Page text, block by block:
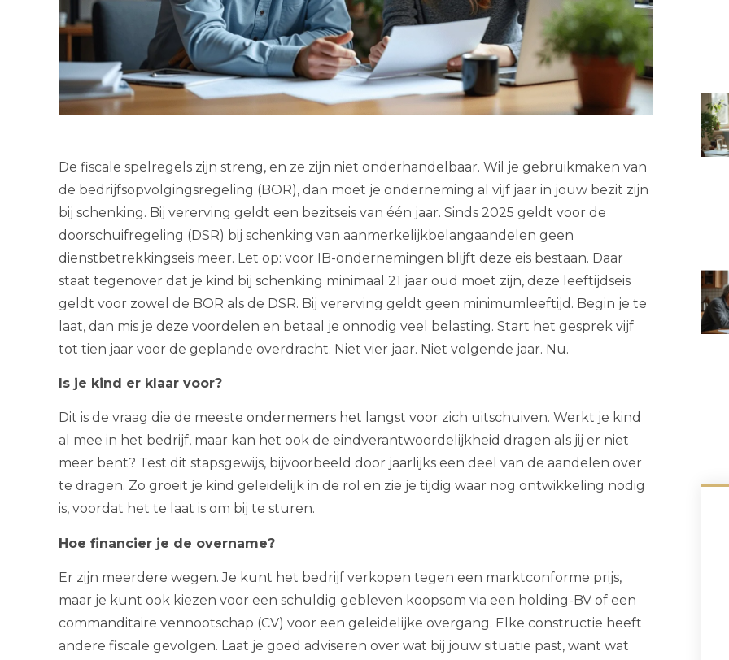
De fiscale spelregels zijn streng, en ze zijn niet onderhandelbaar. Wil je gebruikmaken van
de bedrijfsopvolgingsregeling (BOR), dan moet je onderneming al vijf jaar in jouw bezit zijn
bij schenking. Bij vererving geldt een bezitseis van één jaar. Sinds 2025 geldt voor de
doorschuifregeling (DSR) bij schenking van aanmerkelijkbelangaandelen geen
dienstbetrekkingseis meer. Let op: voor IB-ondernemingen blijft deze eis bestaan. Daar
staat tegenover dat je kind bij schenking minimaal 21 jaar oud moet zijn, deze leeftijdseis
geldt voor zowel de BOR als de DSR. Bij vererving geldt geen minimumleeftijd. Begin je te
laat, dan mis je deze voordelen en betaal je onnodig veel belasting. Start het gesprek vijf
tot tien jaar voor de geplande overdracht. Niet vier jaar. Niet volgende jaar. Nu.
Is je kind er klaar voor?
Dit is de vraag die de meeste ondernemers het langst voor zich uitschuiven. Werkt je kind
al mee in het bedrijf, maar kan het ook de eindverantwoordelijkheid dragen als jij er niet
meer bent? Test dit stapsgewijs, bijvoorbeeld door jaarlijks een deel van de aandelen over
te dragen. Zo groeit je kind geleidelijk in de rol en zie je tijdig waar nog ontwikkeling nodig
is, voordat het te laat is om bij te sturen.
Hoe financier je de overname?
Er zijn meerdere wegen. Je kunt het bedrijf verkopen tegen een marktconforme prijs,
maar je kunt ook kiezen voor een schuldig gebleven koopsom via een holding-BV of een
commanditaire vennootschap (CV) voor een geleidelijke overgang. Elke constructie heeft
andere fiscale gevolgen. Laat je goed adviseren over wat bij jouw situatie past, want wat